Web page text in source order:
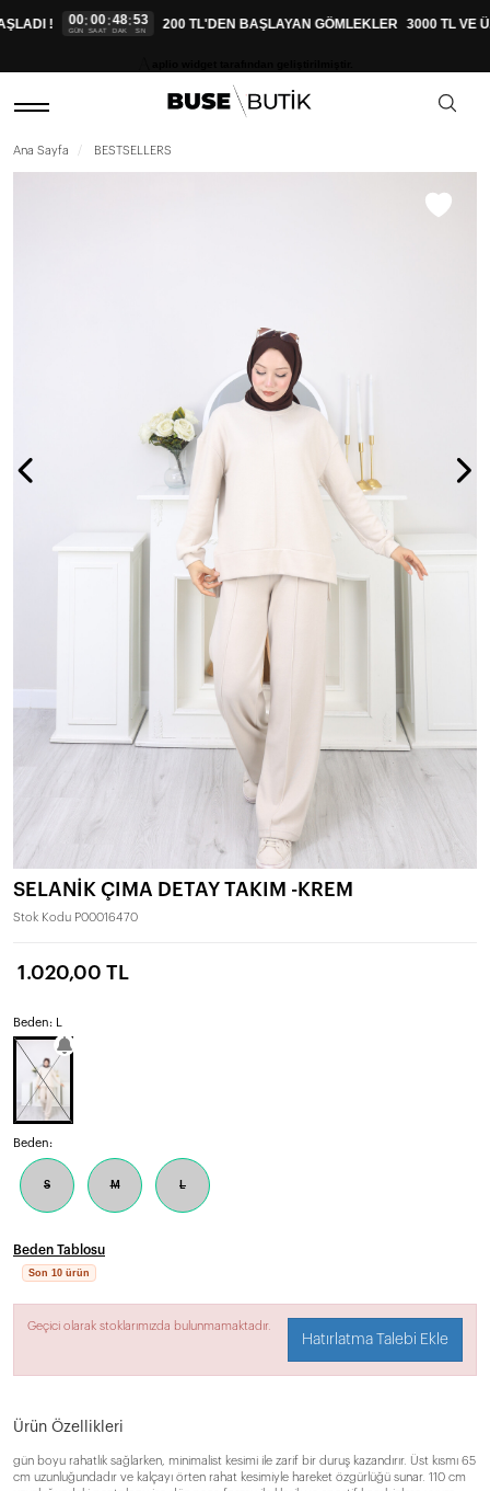
! 00
GÜN
:00
SAAT
:48
DAK
:52
SN 200 TL'DEN BAŞLAYAN GÖMLEKLER 3000 TL VE
Ana Sayfa BESTSELLERS
SELANİK ÇIMA DETAY TAKIM -KREM
Stok Kodu P00016470
1.020,00 TL
Beden: L
Beden:
S M L
Beden Tablosu
Son 10 ürün
Geçici olarak stoklarımızda bulunmamaktadır.
Hatırlatma Talebi Ekle
Ürün Özellikleri
gün boyu rahatlık sağlarken, minimalist kesimi ile zarif bir duruş kazandırır. Üst kısmı 65
cm uzunluğundadır ve kalçayı örten rahat kesimiyle hareket özgürlüğü sunar. 110 cm